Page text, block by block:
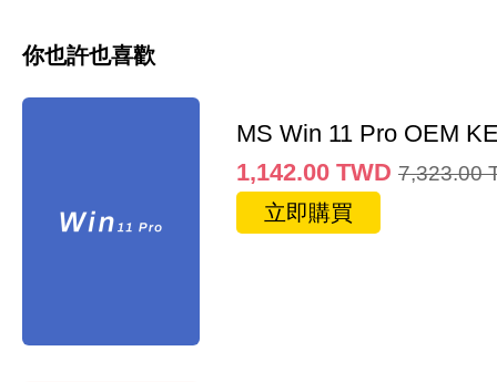
你也許也喜歡
MS Win 11 Pro OEM
1,142.00 TWD 7,323.00
立即購買